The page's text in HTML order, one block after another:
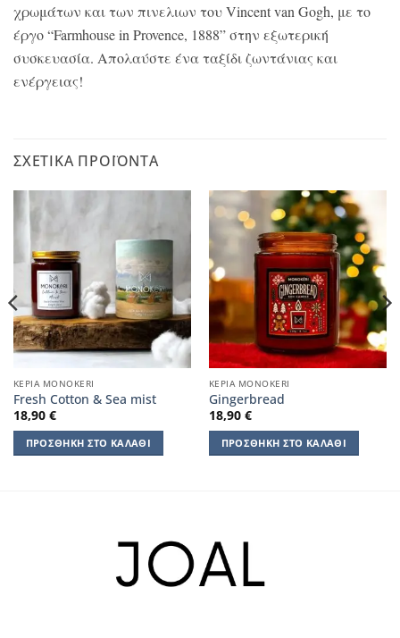
χρωμάτων και των πινελιων του Vincent van Gogh, με το
έργο “Farmhouse in Provence, 1888” στην εξωτερική
συσκευασία. Απολαύστε ένα ταξίδι ζωντάνιας και
ενέργειας!
ΣΧΕΤΙΚΆ ΠΡΟΪΌΝΤΑ
ΚΕΡΙΆ ΜΟΝΟΚERI
Fresh Cotton & Sea mist
18,90 €
ΠΡΟΣΘΉΚΗ ΣΤΟ ΚΑΛΆΘΙ
ΚΕΡΙΆ ΜΟΝΟΚERI
Gingerbread
18,90 €
ΠΡΟΣΘΉΚΗ ΣΤΟ ΚΑΛΆΘΙ